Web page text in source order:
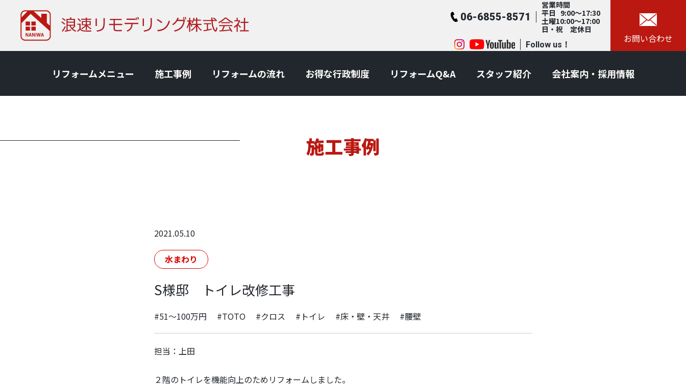
06-6855-8571
営業時間
平日 9:00～17:30
土曜10:00～17:00
日・祝 定休日
Follow us！ お問い合わせ
リフォームメニュー 施⼯事例 リフォームの流れ お得な⾏政制度 リフォームQ&A スタッフ紹介 会社案内・採用情報
施工事例
2021.05.10
水まわり
S様邸 トイレ改修工事
#51～100万円 #TOTO #クロス #トイレ #床・壁・天井 #腰壁
担当：上田
２階のトイレを機能向上のためリフォームしました。